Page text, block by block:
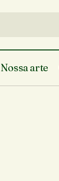
Nossa arte